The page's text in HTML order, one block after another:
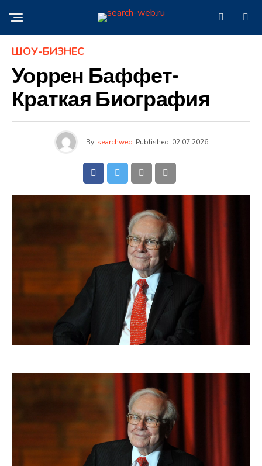
ШОУ-БИЗНЕС
Уоррен Баффет-
Краткая Биография
By searchweb Published 02.07.2026